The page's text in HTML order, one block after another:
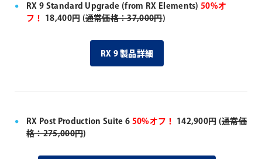
RX 9 Standard Upgrade (from RX Elements)50%オ
フ！ 18,400円 (通常価格：37,000円)
RX 9 製品詳細
RX Post Production Suite 6 50%オフ！ 142,900円 (通常価
格：275,000円)